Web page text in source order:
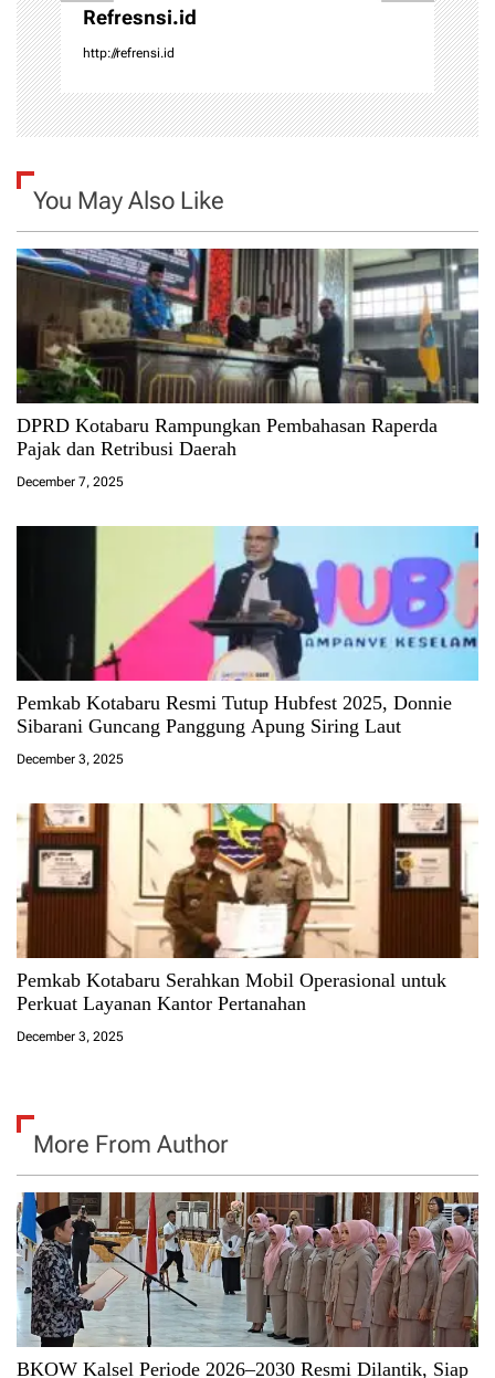
Refresnsi.id
http://refrensi.id
You May Also Like
DPRD Kotabaru Rampungkan Pembahasan Raperda
Pajak dan Retribusi Daerah
December 7, 2025
Pemkab Kotabaru Resmi Tutup Hubfest 2025, Donnie
Sibarani Guncang Panggung Apung Siring Laut
December 3, 2025
Pemkab Kotabaru Serahkan Mobil Operasional untuk
Perkuat Layanan Kantor Pertanahan
December 3, 2025
More From Author
BKOW Kalsel Periode 2026–2030 Resmi Dilantik, Siap